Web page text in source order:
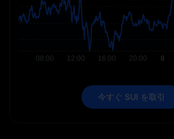
今すぐ SUI を取引